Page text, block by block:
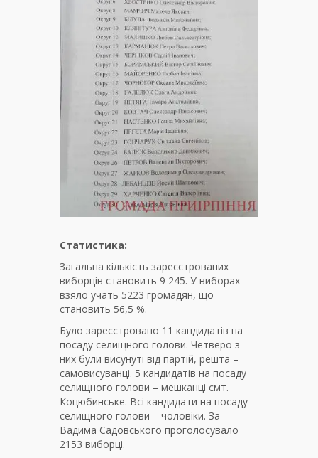
Статистика:
Загальна кількість зареєстрованих
виборців становить 9 245. У виборах
взяло учать 5223 громадян, що
становить 56,5 %.
Було зареєстровано 11 кандидатів на
посаду селищного голови. Четверо з
них були висунуті від партій, решта –
самовисуванці. 5 кандидатів на посаду
селищного голови – мешканці смт.
Коцюбинське. Всі кандидати на посаду
селищного голови – чоловіки. За
Вадима Садовського проголосувало
2153 виборці.